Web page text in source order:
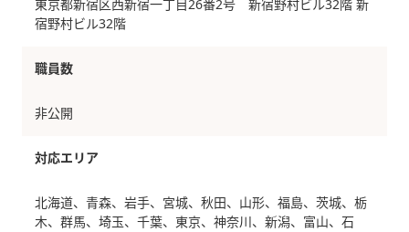
東京都新宿区西新宿一丁目26番2号 新宿野村ビル32階 新
宿野村ビル32階
職員数
非公開
対応エリア
北海道、青森、岩手、宮城、秋田、山形、福島、茨城、栃
木、群馬、埼玉、千葉、東京、神奈川、新潟、富山、石